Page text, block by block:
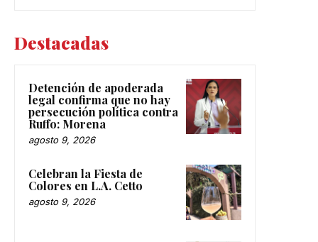
Destacadas
Detención de apoderada
legal confirma que no hay
persecución política contra
Ruffo: Morena
agosto 9, 2026
Celebran la Fiesta de
Colores en L.A. Cetto
agosto 9, 2026